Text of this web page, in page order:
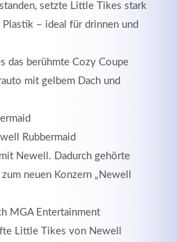
setzte Little Tikes stark
– ideal für drinnen und
das berühmte Cozy Coupe
mit gelbem Dach und
Rubbermaid
Newell . Dadurch gehörte
neuen Konzern „Newell
MGA Entertainment
Little Tikes von Newell
consectetuer adipiscing
ligula eget dolor.